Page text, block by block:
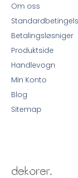
Om oss
Betalingsløsniger
Produktside
Handlevogn
Min Konto
Blog
Sitemap